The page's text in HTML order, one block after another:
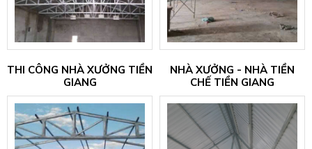
THI CÔNG NHÀ XƯỞNG TIỀN
GIANG
NHÀ XƯỞNG - NHÀ TIỀN
CHẾ TIỀN GIANG